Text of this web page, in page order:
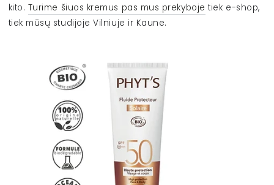
kito. Turime šiuos kremus pas mus prekyboje tiek e-shop,
tiek mūsų studijoje Vilniuje ir Kaune.